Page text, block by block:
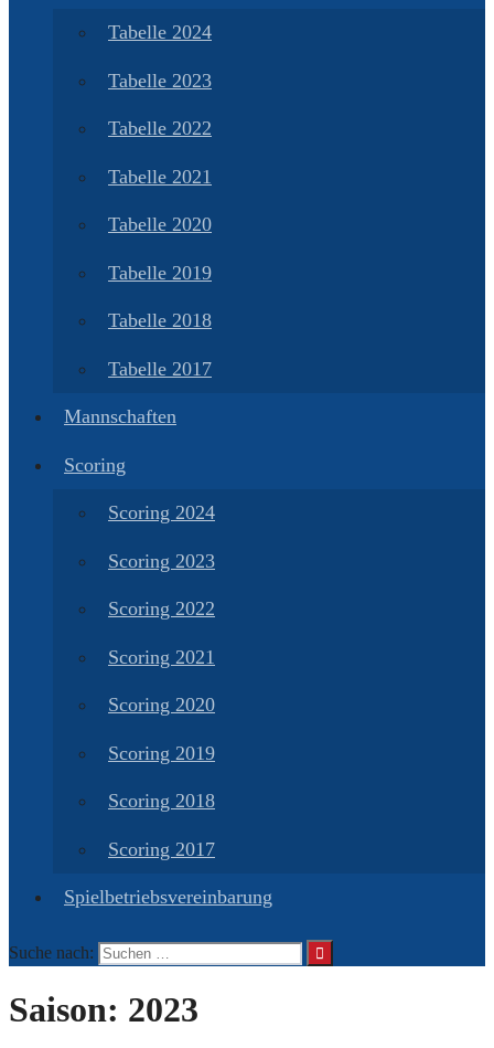
Tabelle 2024
Tabelle 2023
Tabelle 2022
Tabelle 2021
Tabelle 2020
Tabelle 2019
Tabelle 2018
Tabelle 2017
Mannschaften
Scoring
Scoring 2024
Scoring 2023
Scoring 2022
Scoring 2021
Scoring 2020
Scoring 2019
Scoring 2018
Scoring 2017
Spielbetriebsvereinbarung
Suche nach:
Saison: 2023